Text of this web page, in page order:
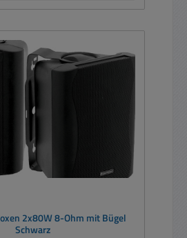
2x80W 8-Ohm mit Bügel
Schwarz